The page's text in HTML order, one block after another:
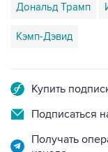
Дональд Трамп
Кэмп-Дэвид
Купить
Подписаться
Получать